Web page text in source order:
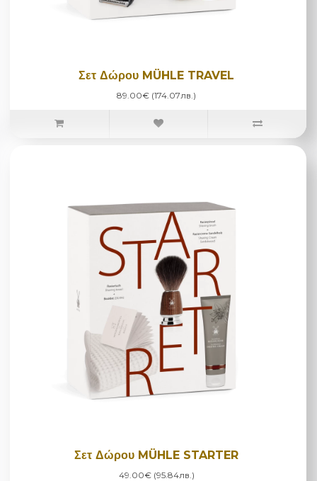
Σετ Δώρου MÜHLE TRAVEL
89.00€ (174.07лв.)
Σετ Δώρου MÜHLE STARTER
49.00€ (95.84лв.)